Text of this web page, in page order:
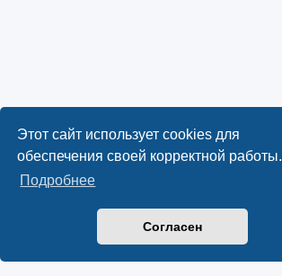
Этот сайт использует cookies для
обеспечения своей корректной работы.
Подробнее
Согласен